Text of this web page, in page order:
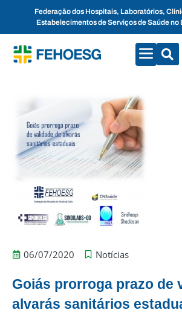
Federação dos Hospitais, Laboratórios,
Estabelecimentos de Serviços de Saúde no
06/07/2020 Notícias
Goiás prorroga prazo de
alvarás sanitários